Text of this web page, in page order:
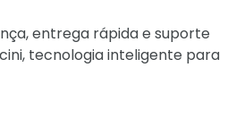
entrega rápida e suporte
tecnologia inteligente para